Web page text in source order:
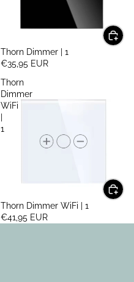
Thorn Dimmer | 1
€35,95 EUR
Thorn
Dimmer
WiFi
1
Thorn Dimmer WiFi | 1
€41,95 EUR